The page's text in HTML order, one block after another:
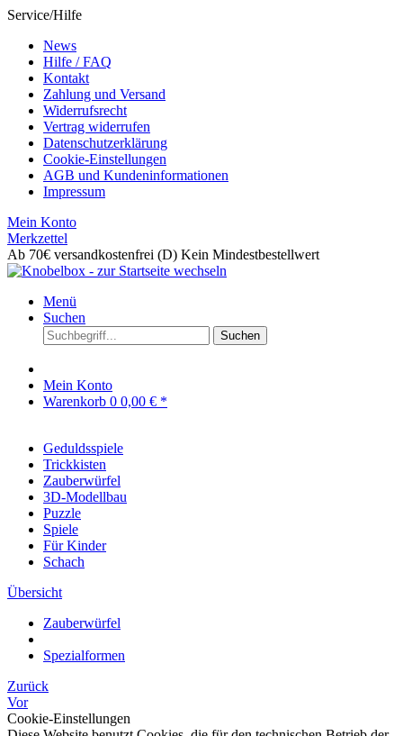
Service/Hilfe
News
Hilfe / FAQ
Kontakt
Zahlung und Versand
Widerrufsrecht
Vertrag widerrufen
Datenschutzerklärung
Cookie-Einstellungen
AGB und Kundeninformationen
Impressum
Mein Konto
Merkzettel
Ab 70€ versandkostenfrei (D) Kein Mindestbestellwert
Menü
Suchen
Suchen
Mein Konto
Warenkorb 0 0,00 € *
Geduldsspiele
Trickkisten
Zauberwürfel
3D-Modellbau
Puzzle
Spiele
Für Kinder
Schach
Übersicht
Zauberwürfel
Spezialformen
Zurück
Vor
Cookie-Einstellungen